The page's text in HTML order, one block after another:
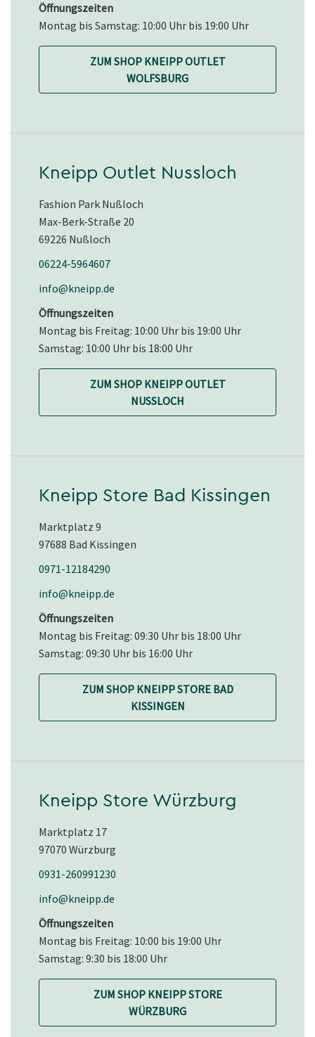
Öffnungszeiten
Montag bis Samstag: 10:00 Uhr bis 19:00 Uhr
ZUM SHOP KNEIPP OUTLET
WOLFSBURG
Kneipp Outlet Nussloch
Fashion Park Nußloch
Max-Berk-Straße 20
69226 Nußloch
06224-5964607
info@kneipp.de
Öffnungszeiten
Montag bis Freitag: 10:00 Uhr bis 19:00 Uhr
Samstag: 10:00 Uhr bis 18:00 Uhr
ZUM SHOP KNEIPP OUTLET
NUSSLOCH
Kneipp Store Bad Kissingen
Marktplatz 9
97688 Bad Kissingen
0971-12184290
info@kneipp.de
Öffnungszeiten
Montag bis Freitag: 09:30 Uhr bis 18:00 Uhr
Samstag: 09:30 Uhr bis 16:00 Uhr
ZUM SHOP KNEIPP STORE BAD
KISSINGEN
Kneipp Store Würzburg
Marktplatz 17
97070 Würzburg
0931-260991230
info@kneipp.de
Öffnungszeiten
Montag bis Freitag: 10:00 bis 19:00 Uhr
Samstag: 9:30 bis 18:00 Uhr
ZUM SHOP KNEIPP STORE
WÜRZBURG